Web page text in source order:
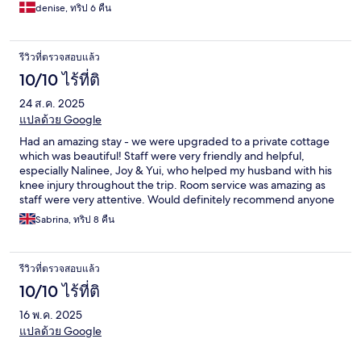
denise, ทริป 6 คืน
รีวิวที่ตรวจสอบแล้ว
10/10 ไร้ที่ติ
24 ส.ค. 2025
แปลด้วย Google
Had an amazing stay - we were upgraded to a private cottage
which was beautiful! Staff were very friendly and helpful,
especially Nalinee, Joy & Yui, who helped my husband with his
knee injury throughout the trip. Room service was amazing as
staff were very attentive. Would definitely recommend anyone
to stay at this hotel!
Sabrina, ทริป 8 คืน
รีวิวที่ตรวจสอบแล้ว
10/10 ไร้ที่ติ
16 พ.ค. 2025
แปลด้วย Google